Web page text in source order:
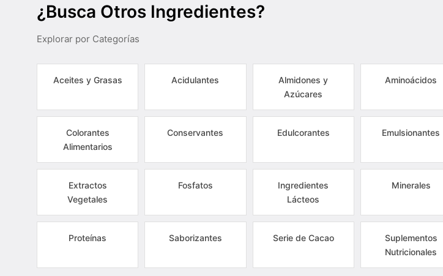
¿Busca Otros Ingredientes?
Explorar por Categorías
Aceites y Grasas Acidulantes
Almidones y
Azúcares
Aminoácidos
Colorantes
Alimentarios
Conservantes Edulcorantes Emulsionantes
Extractos
Vegetales
Fosfatos
Ingredientes
Lácteos
Minerales
Proteínas Saborizantes Serie de Cacao
Suplementos
Nutricionales